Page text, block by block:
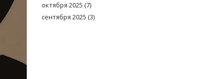
октября 2025 (7)
сентября 2025 (3)